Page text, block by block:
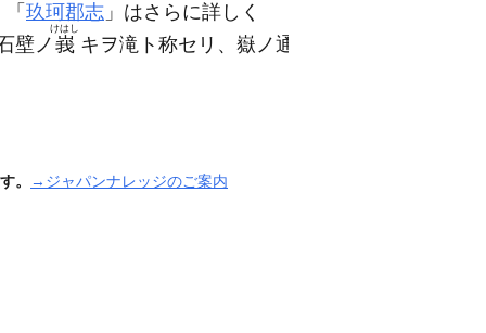
玖珂郡志 」はさらに詳しく
壁ノ 峩
けはし
キヲ滝ト称セリ、嶽ノ通
。 →ジャパンナレッジのご案内